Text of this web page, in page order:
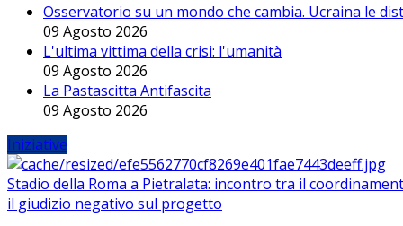
Osservatorio su un mondo che cambia. Ucraina le
09 Agosto 2026
L'ultima vittima della crisi: l'umanità
09 Agosto 2026
La Pastascitta Antifascita
09 Agosto 2026
Iniziative
Stadio della Roma a Pietralata: incontro tra il
il giudizio negativo sul progetto